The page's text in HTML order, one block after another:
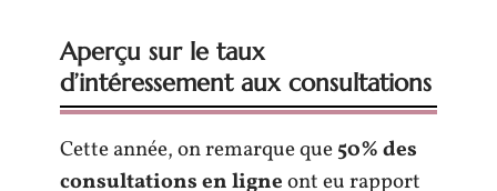
Aperçu sur le taux
d’intéressement aux consultations
Cette année, on remarque que50% des
consultations en ligneont eu rapport